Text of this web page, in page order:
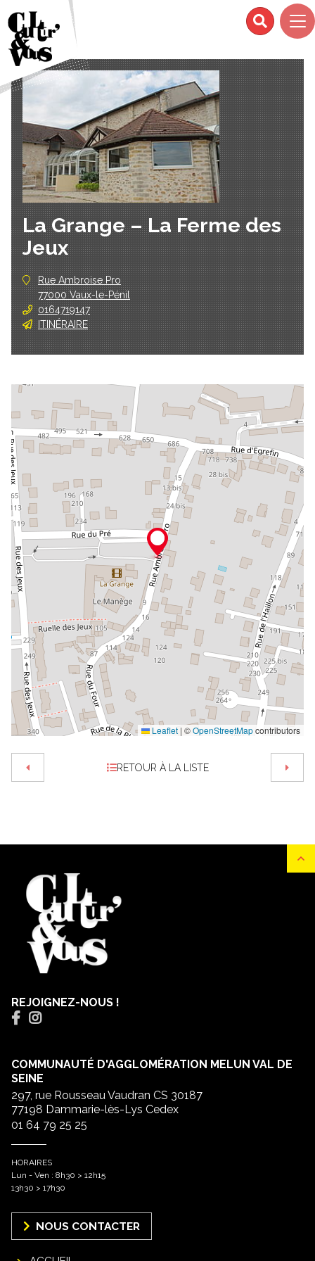
La Grange – La Ferme des
Jeux
Rue Ambroise Pro
77000 Vaux-le-Pénil
0164719147
ITINÉRAIRE
Leaflet | ©OpenStreetMapcontributors
RETOUR À LA LISTE
REJOIGNEZ-NOUS !
COMMUNAUTÉ D'AGGLOMÉRATION MELUN VAL DE
SEINE
297, rue Rousseau Vaudran CS 30187
77198 Dammarie-lès-Lys Cedex
01 64 79 25 25
HORAIRES
Lun - Ven : 8h30 > 12h15
13h30 > 17h30
NOUS CONTACTER